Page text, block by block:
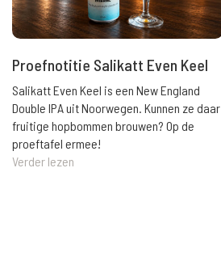
Proefnotitie Salikatt Even Keel
Salikatt Even Keel is een New England
Double IPA uit Noorwegen. Kunnen ze daar
fruitige hopbommen brouwen? Op de
proeftafel ermee!
Verder lezen